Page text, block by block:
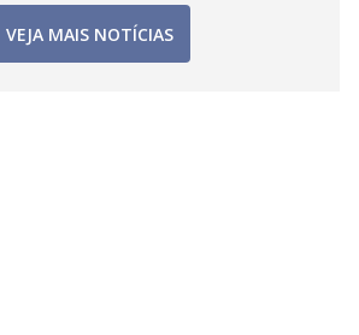
VEJA MAIS NOTÍCIAS